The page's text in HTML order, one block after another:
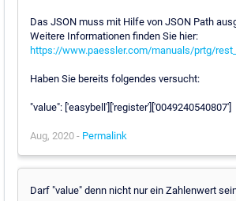
Das JSON muss mit Hilfe von JSON Path
Weitere Informationen finden Sie hier:
https://www.paessler.com/manuals/prtg/
Haben Sie bereits folgendes versucht:
"value": ['easybell']['register']['0049240540807']
Aug, 2020 - Permalink
Darf "value" denn nicht nur ein Zahlenwert